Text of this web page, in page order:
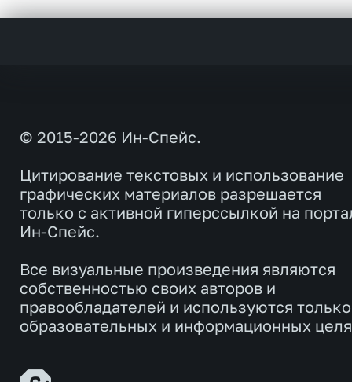
© 2015-2026 Ин-Спейс.
Цитирование текстовых и использование
графических материалов разрешается
только с активной гиперссылкой на
Ин-Спейс.
Все визуальные произведения являются
собственностью своих авторов и
правообладателей и используются
образовательных и информационных